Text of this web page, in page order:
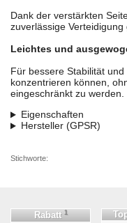
Dank der verstärkten
zuverlässige
Leichtes und
Für bessere Stabilität
konzentrieren können,
eingeschränkt zu werden.
Eigenschaften
Hersteller (GPSR)
Stichworte:
Rabatt 1